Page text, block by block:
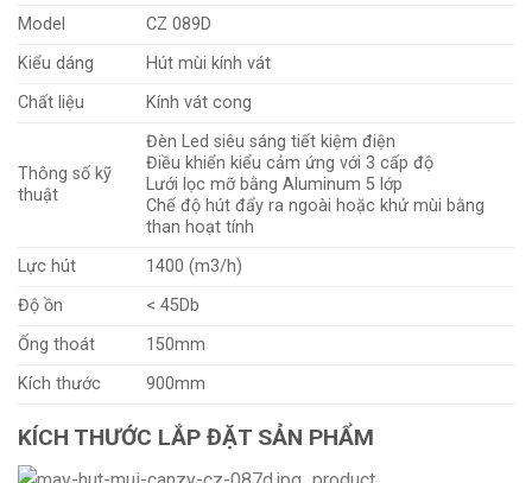
Model
CZ 089D
Kiểu dáng
Hút mùi kính vát
Chất liệu
Kính vát cong
Thông số kỹ
thuật
Đèn Led siêu sáng tiết kiệm điện
Điều khiển kiểu cảm ứng với 3 cấp độ
Lưới lọc mỡ bằng Aluminum 5 lớp
Chế độ hút đẩy ra ngoài hoặc khử mùi bằng
than hoạt tính
Lực hút
1400 (m3/h)
Độ ồn
< 45Db
Ống thoát
150mm
Kích thước
900mm
KÍCH THƯỚC LẮP ĐẶT SẢN PHẨM